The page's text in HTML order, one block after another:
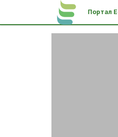
Портал